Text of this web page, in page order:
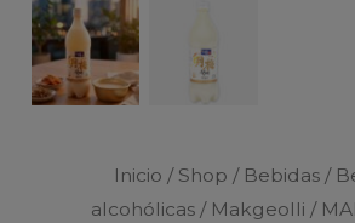
Inicio / Shop / Bebidas/
alcohólicas/ Makgeolli /